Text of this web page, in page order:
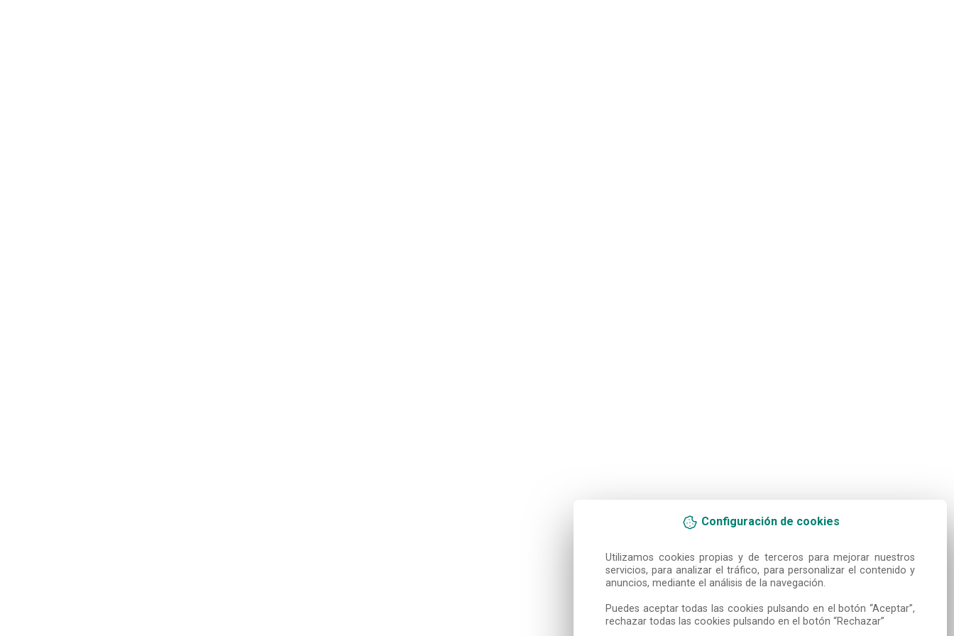
Configuración de cookies
Utilizamos cookies propias y de terceros para mejorar nuestros
servicios, para analizar el tráfico, para personalizar el contenido y
anuncios, mediante el análisis de la navegación.
Puedes aceptar todas las cookies pulsando en el botón “Aceptar”,
rechazar todas las cookies pulsando en el botón “Rechazar”